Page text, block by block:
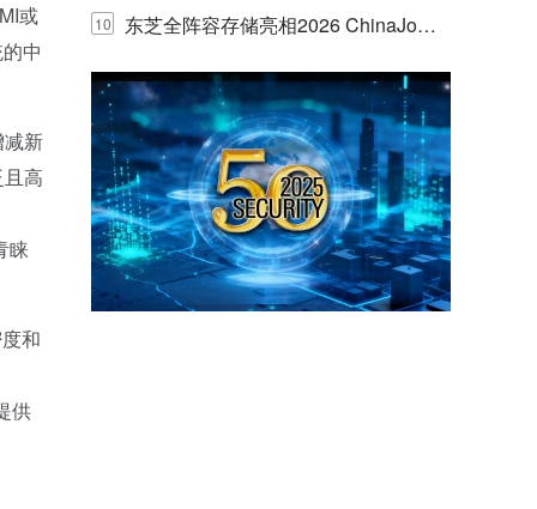
或
中
新
高
睐
和
供
的实践与探讨
10
东芝全阵容存储亮相2026 ChinaJo
y，以海量数据底座赋能“与AI同游”新
体验